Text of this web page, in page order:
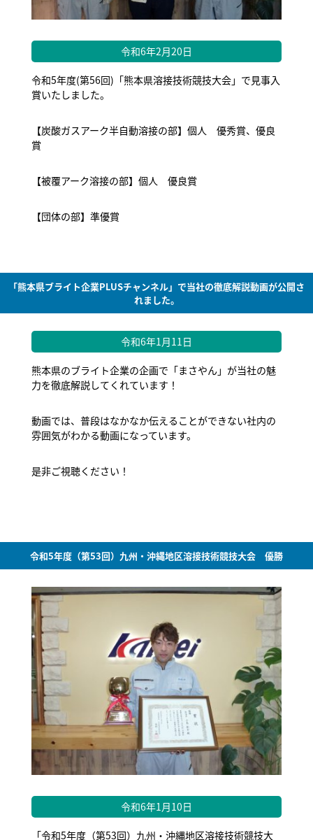
令和6年2月20日
令和5年度(第56回)「熊本県溶接技術競技大会」で見事入
賞いたしました。
【炭酸ガスアーク半自動溶接の部】個人 優秀賞、優良
賞
【被覆アーク溶接の部】個人 優良賞
【団体の部】準優賞
「熊本県ブライト企業PLUSチャンネル」で当社の徹底解説動画が公開さ
れました。
令和6年1月11日
熊本県のブライト企業の企画で「まさやん」が当社の魅
力を徹底解説してくれています！
動画では、普段はなかなか伝えることができない社内の
雰囲気がわかる動画になっています。
是非ご視聴ください！
令和5年度（第53回）九州・沖縄地区溶接技術競技大会 優勝
令和6年1月10日
「令和5年度（第53回）九州・沖縄地区溶接技術競技大